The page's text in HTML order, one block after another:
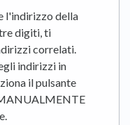
l'indirizzo della
digiti, ti
correlati.
indirizzi in
il pulsante